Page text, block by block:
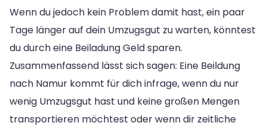
Wenn du jedoch kein Problem damit hast, ein paar
Tage länger auf dein Umzugsgut zu warten, könntest
du durch eine Beiladung Geld sparen.
Zusammenfassend lässt sich sagen: Eine Beildung
nach Namur kommt für dich infrage, wenn du nur
wenig Umzugsgut hast und keine großen Mengen
transportieren möchtest oder wenn dir zeitliche